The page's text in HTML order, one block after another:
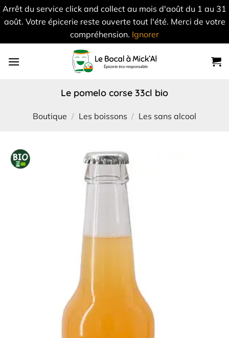
Arrêt du service click and collect au mois d'août du 1 au 31
août. Votre épicerie reste ouverte tout l'été. Merci de votre
compréhension. Ignorer
le pomelo corse 33cl bio
Boutique / Les boissons / Les sans alcool